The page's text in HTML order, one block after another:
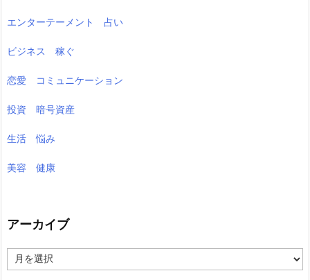
エンターテーメント 占い
ビジネス 稼ぐ
恋愛 コミュニケーション
投資 暗号資産
生活 悩み
美容 健康
アーカイブ
ー